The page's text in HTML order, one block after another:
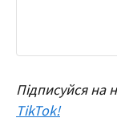
Підписуйся на
TikTok!